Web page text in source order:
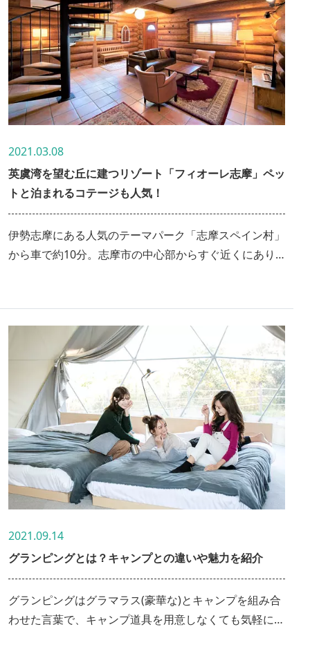
2021.03.08
英虞湾を望む丘に建つリゾート「フィオーレ志摩」ペッ
トと泊まれるコテージも人気！
伊勢志摩にある人気のテーマパーク「志摩スペイン村」
から車で約10分。志摩市の中心部からすぐ近くにあり
時間を過ごすにはぴったり。ペットと一緒に泊まれる宿
泊棟もあり、「週末、ペットとゆっくり過ごしたい」と
いう利用客も多いとのこと。今日はこの「フィオーレ志
摩」の魅力をご紹介します。
2021.09.14
グランピングとは？キャンプとの違いや魅力を紹介
グランピングはグラマラス(豪華な)とキャンプを組み合
わせた言葉で、キャンプ道具を用意しなくても気軽にキ